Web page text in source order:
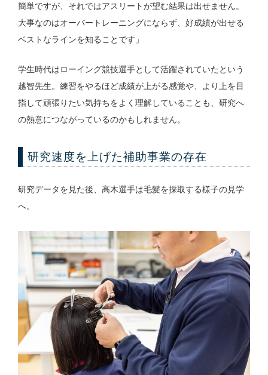
簡単ですが、それではアスリートが望む結果は出せません。
大事なのはオーバートレーニングにならず、好成績が出せる
ベストなラインを知ることです」
学生時代はローイング競技選手として活躍されていたという
越智先生。練習をやるほど成績が上がる感覚や、より上を目
指して頑張りたい気持ちをよく理解していることも、研究へ
の熱意につながっているのかもしれません。
研究速度を上げた補助事業の存在
研究データを見た後、高木選手は毛髪を採取する様子の見学
へ。